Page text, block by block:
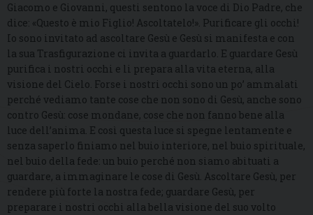
Giacomo e Giovanni, questi sentono la voce di Dio Padre, che
dice: «Questo è mio Figlio! Ascoltatelo!». Purificare gli occhi!
Io sono invitato ad ascoltare Gesù e Gesù si manifesta e con
la sua Trasfigurazione ci invita a guardarlo. E guardare Gesù
purifica i nostri occhi e li prepara alla vita eterna, alla
visione del Cielo. Forse i nostri occhi sono un po’ ammalati
perché vediamo tante cose che non sono di Gesù, anche sono
contro Gesù: cose mondane, cose che non fanno bene alla
luce dell’anima. E così questa luce si spegne lentamente e
senza saperlo finiamo nel buio interiore, nel buio spirituale,
nel buio della fede: un buio perché non siamo abituati a
guardare, a immaginare le cose di Gesù. Ascoltare Gesù, per
rendere più forte la nostra fede; guardare Gesù, per
preparare i nostri occhi alla bella visione del suo volto